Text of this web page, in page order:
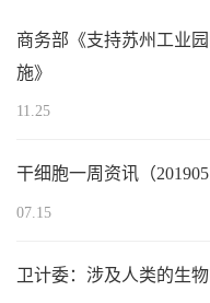
商务部《支持苏州工业
施》
11.25
干细胞一周资讯（
07.15
卫计委：涉及人类的生